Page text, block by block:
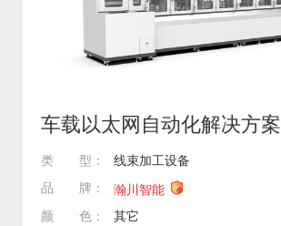
车载以太网自动化解决方案
类 型：
线束加工设备
品 牌：
瀚川智能
颜 色：
其它